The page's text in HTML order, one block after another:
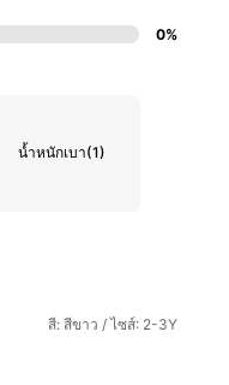
0%
น้ำหนักเบา(1)
สี: สีขาว / ไซส์: 2-3Y